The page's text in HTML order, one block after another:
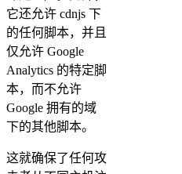
它还允许 cdnjs 下
的任何脚本，并且
仅允许 Google
Analytics 的特定脚
本，而不允许
Google 拥有的域
下的其他脚本。
这就确保了任何攻